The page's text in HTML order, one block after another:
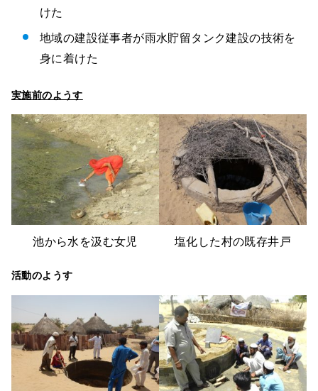
けた
地域の建設従事者が雨水貯留タンク建設の技術を
身に着けた
実施前のようす
池から水を汲む女児 塩化した村の既存井戸
活動のようす